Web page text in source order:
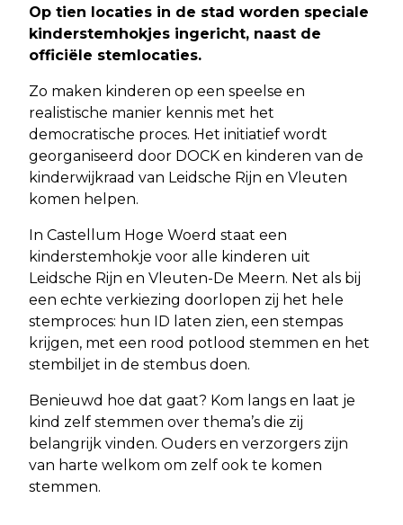
Op tien locaties in de stad worden speciale
kinderstemhokjes ingericht, naast de
officiële stemlocaties.
Zo maken kinderen op een speelse en
realistische manier kennis met het
democratische proces. Het initiatief wordt
georganiseerd door DOCK en kinderen van de
kinderwijkraad van Leidsche Rijn en Vleuten
komen helpen.
In Castellum Hoge Woerd staat een
kinderstemhokje voor alle kinderen uit
Leidsche Rijn en Vleuten-De Meern. Net als bij
een echte verkiezing doorlopen zij het hele
stemproces: hun ID laten zien, een stempas
krijgen, met een rood potlood stemmen en het
stembiljet in de stembus doen.
Benieuwd hoe dat gaat? Kom langs en laat je
kind zelf stemmen over thema’s die zij
belangrijk vinden. Ouders en verzorgers zijn
van harte welkom om zelf ook te komen
stemmen.